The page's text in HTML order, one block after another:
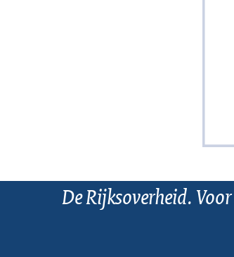
De Rijksoverheid.